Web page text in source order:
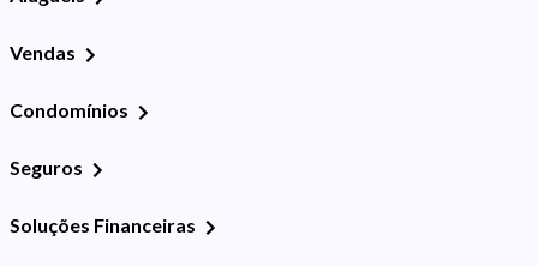
Vendas
Condomínios
Seguros
Soluções Financeiras